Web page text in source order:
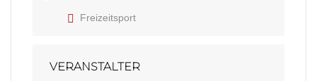
Freizeitsport
VERANSTALTER